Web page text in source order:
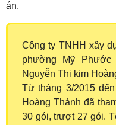
án.
Công ty TNHH xây
phường Mỹ
Nguyễn Thị kim
Từ tháng 3/2015
Hoàng Thành đã
30 gói, trượt 27 gói.